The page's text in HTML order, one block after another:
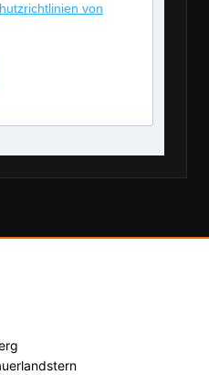
von